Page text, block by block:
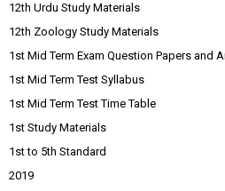
12th Urdu Study Materials
12th Zoology Study Materials
1st Mid Term Exam Question Papers and
1st Mid Term Test Syllabus
1st Mid Term Test Time Table
1st Study Materials
1st to 5th Standard
2019